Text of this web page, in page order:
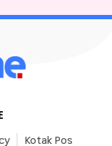
Kotak Pos